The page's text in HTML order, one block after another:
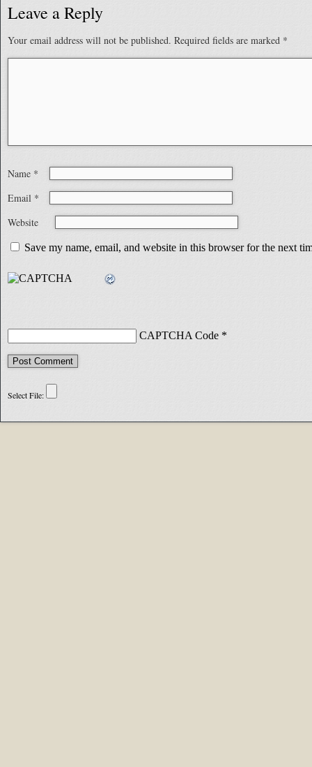
Leave a Reply
Your email address will not be published. Required fields are marked *
Name *
Email *
Website
Save my name, email, and website in this browser for the next
CAPTCHA Code *